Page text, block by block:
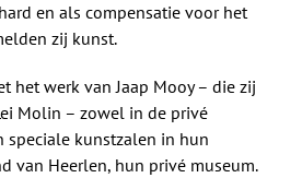
en als compensatie voor het
zij kunst.
het werk van Jaap Mooy – die zij
Molin – zowel in de privé
speciale kunstzalen in hun
van Heerlen, hun privé museum.